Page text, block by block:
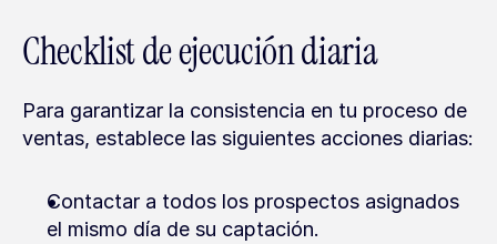
Checklist de ejecución diaria
Para garantizar la consistencia en tu proceso de
ventas, establece las siguientes acciones diarias:
Contactar a todos los prospectos asignados
el mismo día de su captación.